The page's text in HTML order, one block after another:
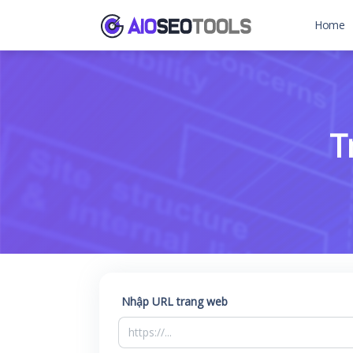
Home
Nhập URL trang web